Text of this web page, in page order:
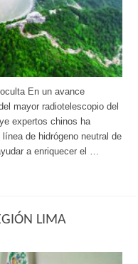
En un avance
mayor radiotelescopio del
expertos chinos ha
de hidrógeno neutral de
a enriquecer el …
LIMA